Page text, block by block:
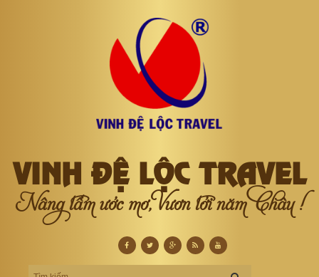
VINH ĐỆ LỘC TRAVEL
Nâng tầm ước mơ, Vươn tới năm Châu !